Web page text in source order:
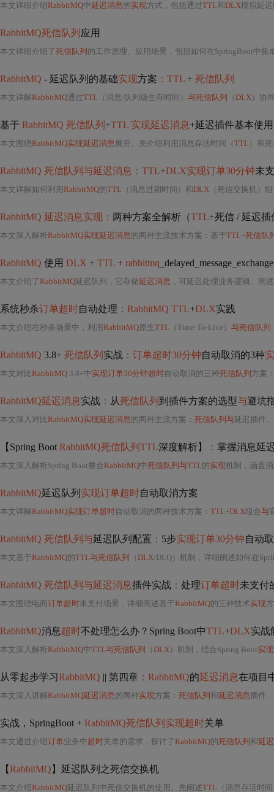
本文详细介绍RabbitMQ中延迟消息的实现方式，包括通过TTL和DLX模拟延
RabbitMQ死信队列 应用
本文详细介绍了死信队列 的工作原理、应用场景，包括如何在SpringBoot中集
RabbitMQ - 延迟队列的基础实现方案 ：TTL + 死信队列
本文详解RabbitMQ通过TTL （消息/队列级生存时间） 与死信队列 （DLX）协
基于 RabbitMQ 死信队列 +TTL 实现延迟消息+延迟插件基本使用
本文围绕RabbitMQ实现延迟消息 展开。先介绍利用消息存活时间（TTL ）和
RabbitMQ 死信队列与延迟消息：TTL+DLX实现订单30分钟未
本文详解如何利用RabbitMQ的TTL （消息过期时间）和DLX （死信交换机）
RabbitMQ 延迟消息实现： 两种方案全解析（TTL+死信 / 延迟
本文深入解析RabbitMQ实现延迟消息的两种主流技术方案 ： 基于TTL+死信队
RabbitMQ 使用 DLX + TTL + rabbitmq
本文介绍了RabbitMQ延迟队列，它存储延迟消息 ，可延迟处理业务逻辑。阐
系统秒杀订单超时自动处理 ：RabbitMQ TTL+DLX实践
本文介绍在秒杀场景中，利用RabbitMQ 原生TTL （Time-To-Live） 与死信队列
RabbitMQ 3.8+ 死信队列 实战 ：订单超时30分钟自动取消的3种
本文对比RabbitMQ 3.8+中 实现订单30分钟超时自动取消的三种死信队列 方案
RabbitMQ延迟消息实战 ： 从死信队列 到插件方案的选型与避坑
本文深入对比RabbitMQ实现延迟消息的两种主流方案 ：死信队列与延迟插件。详细解析
【Spring Boot RabbitMQ死信队列TTL深度解析】 ： 掌握消息延
本文深入解析Spring Boot整合RabbitMQ中死信队列与TTL的实现机制，涵盖
RabbitMQ延迟队列 实现订单超时自动取消方案
本文详解RabbitMQ实现订单超时自动取消的两种技术方案 ：TTL+DLX组合与
RabbitMQ 死信队列与延迟队列配置 ： 5步实现订单30分钟自动
本文基于RabbitMQ的TTL与死信队列 （DLX/DLQ）机制，详细阐述如何在
RabbitMQ 死信队列与延迟消息插件实战 ： 处理订单超时未支付
本文围绕电商订单超时未支付场景，详细阐述基于RabbitMQ的三种技术实现
RabbitMQ消息超时不处理怎么办？Spring Boot中TTL+DLX实战
本文深入解析RabbitMQ中TTL与死信队列 （DLX）机制，结合Spring Boot实现
从零起步学习RabbitMQ || 第四章 ：RabbitMQ的延迟消息在项目
本文深入讲解RabbitMQ延迟消息的两种实现方案 ：死信队列 和延迟消息插件
实战，SpringBoot + RabbitMQ死信队列实现超时关单
本文通过介绍订单业务中 超时关单的需求，探讨了RabbitMQ的死信队列 和延
【RabbitMQ 】延迟队列之死信交换机
本文介绍RabbitMQ延迟队列中死信交换机的使用。先阐述TTL （消息存活时